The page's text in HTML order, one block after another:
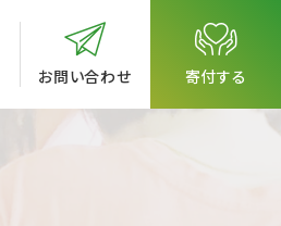
お問い合わせ 寄付する